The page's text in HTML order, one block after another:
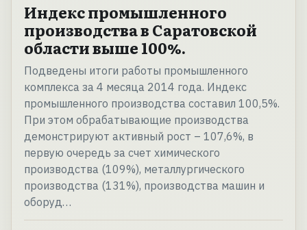
Индекс промышленного
производства в Саратовской
области выше 100%.
Подведены итоги работы промышленного
комплекса за 4 месяца 2014 года. Индекс
промышленного производства составил 100,5%.
При этом обрабатывающие производства
демонстрируют активный рост – 107,6%, в
первую очередь за счет химического
производства (109%), металлургического
производства (131%), производства машин и
оборуд…